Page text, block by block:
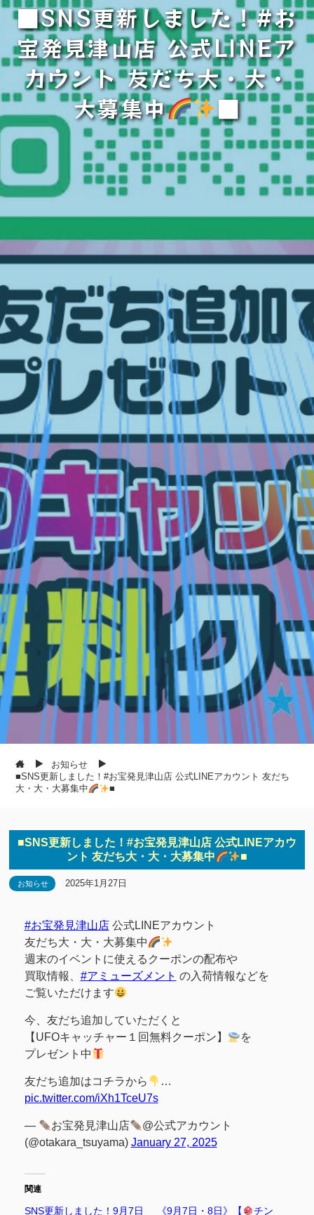
■SNS更新しました！#お
宝発見津山店 公式LINEア
カウント 友だち大・大・
大募集中
■
お知らせ
■SNS更新しました！#お宝発見津山店 公式LINEアカウント 友だち
大・大・大募集中
■
■SNS更新しました！#お宝発見津山店 公式LINEアカウ
ント 友だち大・大・大募集中
■
お知らせ 2025年1月27日
#お宝発見津山店公式LINEアカウント
友だち大・大・大募集中
週末のイベントに使えるクーポンの配布や
買取情報、 #アミューズメント の入荷情報などを
ご覧いただけます
今、友だち追加していただくと
【UFOキャッチャー１回無料クーポン】
を
プレゼント中
友だち追加はコチラから
…
pic.twitter.com/iXh1TceU7s
— お宝発見津山店
@公式アカウント
(@otakara_tsuyama) January 27, 2025
関連
SNS更新しました！9月7日 《9月7日・8日》【 チン